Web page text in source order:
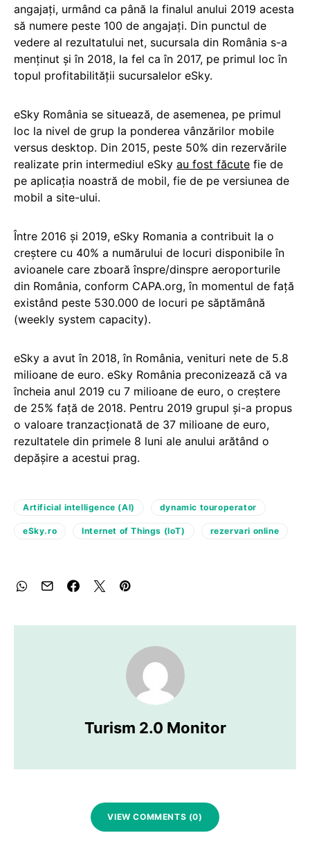
angajați, urmând ca până la finalul anului 2019 acesta
să numere peste 100 de angajați. Din punctul de
vedere al rezultatului net, sucursala din România s-a
menţinut şi în 2018, la fel ca în 2017, pe primul loc în
topul profitabilităţii sucursalelor eSky.
eSky România se situează, de asemenea, pe primul
loc la nivel de grup la ponderea vânzărilor mobile
versus desktop. Din 2015, peste 50% din rezervările
realizate prin intermediul eSky au fost făcute fie de
pe aplicaţia noastră de mobil, fie de pe versiunea de
mobil a site-ului.
Între 2016 şi 2019, eSky Romania a contribuit la o
creștere cu 40% a numărului de locuri disponibile în
avioanele care zboară înspre/dinspre aeroporturile
din România, conform CAPA.org, în momentul de faţă
existând peste 530.000 de locuri pe săptămână
(weekly system capacity).
eSky a avut în 2018, în România, venituri nete de 5.8
milioane de euro. eSky România preconizează că va
încheia anul 2019 cu 7 milioane de euro, o creştere
de 25% faţă de 2018. Pentru 2019 grupul și-a propus
o valoare tranzacţionată de 37 milioane de euro,
rezultatele din primele 8 luni ale anului arătând o
depășire a acestui prag.
Artificial intelligence (AI) dynamic touroperator
eSky.ro Internet of Things (IoT) rezervari online
Turism 2.0 Monitor
VIEW COMMENTS (0)